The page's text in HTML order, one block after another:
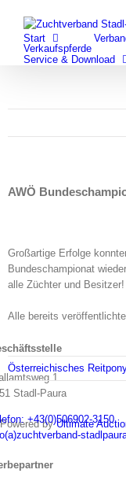
springen
facebook
youtube
Start
Verkaufspferde
Service & Download
AWÖ
Großartige Erfolge
Bundeschampionat
alle Züchter und Besitzer!
Alle bereits
Österreichisches Reitpony
1
Stadl-Paura
+43(0)506902-3150
Powered byUltimate